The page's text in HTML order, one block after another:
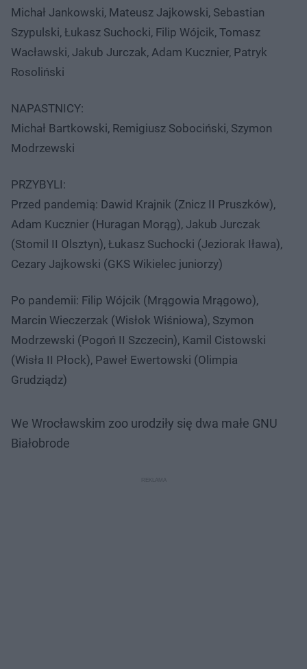
Michał Jankowski, Mateusz Jajkowski, Sebastian
Szypulski, Łukasz Suchocki, Filip Wójcik, Tomasz
Wacławski, Jakub Jurczak, Adam Kucznier, Patryk
Rosoliński
NAPASTNICY:
Michał Bartkowski, Remigiusz Sobociński, Szymon
Modrzewski
PRZYBYLI:
Przed pandemią: Dawid Krajnik (Znicz II Pruszków),
Adam Kucznier (Huragan Morąg), Jakub Jurczak
(Stomil II Olsztyn), Łukasz Suchocki (Jeziorak Iława),
Cezary Jajkowski (GKS Wikielec juniorzy)
Po pandemii: Filip Wójcik (Mrągowia Mrągowo),
Marcin Wieczerzak (Wisłok Wiśniowa), Szymon
Modrzewski (Pogoń II Szczecin), Kamil Cistowski
(Wisła II Płock), Paweł Ewertowski (Olimpia
Grudziądz)
We Wrocławskim zoo urodziły się dwa małe GNU
Białobrode